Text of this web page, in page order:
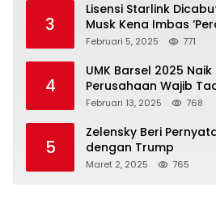
3
Lisensi Starlink
Musk Kena Imbas
Februari 5, 2025 771
4
UMK Barsel 2025 Naik
Perusahaan Wajib
Februari 13, 2025 768
5
Zelensky Beri
dengan Trump
Maret 2, 2025 765